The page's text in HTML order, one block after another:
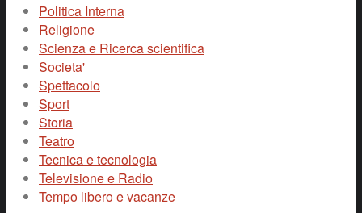
Politica Interna
Religione
Scienza e Ricerca scientifica
Societa'
Spettacolo
Sport
Storia
Teatro
Tecnica e tecnologia
Televisione e Radio
Tempo libero e vacanze